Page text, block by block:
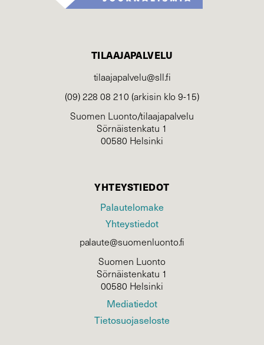
TILAAJAPALVELU
tilaajapalvelu@sll.fi
(09) 228 08 210 (arkisin klo 9-15)
Suomen Luonto/tilaajapalvelu
Sörnäistenkatu 1
00580 Helsinki
YHTEYSTIEDOT
Palautelomake
Yhteystiedot
palaute@suomenluonto.fi
Suomen Luonto
Sörnäistenkatu 1
00580 Helsinki
Mediatiedot
Tietosuojaseloste